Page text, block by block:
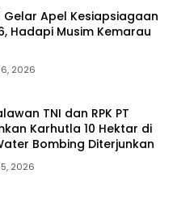
Gelar Apel Kesiapsiagaan
Hadapi Musim Kemarau
2026
TNI dan RPK PT
Karhutla 10 Hektar di
Bombing Diterjunkan
2026